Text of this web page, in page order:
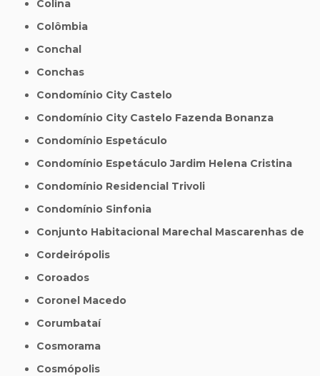
Colina
Colômbia
Conchal
Conchas
Condomínio City Castelo
Condomínio City Castelo Fazenda Bonanza
Condomínio Espetáculo
Condomínio Espetáculo Jardim Helena Cristina
Condomínio Residencial Trivoli
Condomínio Sinfonia
Conjunto Habitacional Marechal Mascarenhas de
Cordeirópolis
Coroados
Coronel Macedo
Corumbataí
Cosmorama
Cosmópolis